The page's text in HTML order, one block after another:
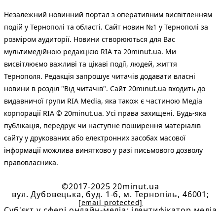
Незалежний новинний портал з оперативним висвітленням
подій у Тернополі та області. Сайт новин №1 у Тернополі за
розміром аудиторії. Новини створюються для Вас
мультимедійною редакцією RIA та 20minut.ua. Ми
висвітлюємо важливі та цікаві події, людей, життя
Тернополя. Редакція запрошує читачів додавати власні
новини в розділ "Від читачів". Сайт 20minut.ua входить до
видавничої групи RIA Media, яка також є частиною Медіа
корпорації RIA © 20minut.ua. Усі права захищені. Будь-яка
публiкацiя, передрук чи наступне поширення матеріалів
сайту у друкованих або електронних засобах масової
інформації можлива винятково у разі письмового дозволу
правовласника.
©2017-2025 20minut.ua
вул. Дубовецька, буд. 1-б, м. Тернопіль, 46001;
[email protected]